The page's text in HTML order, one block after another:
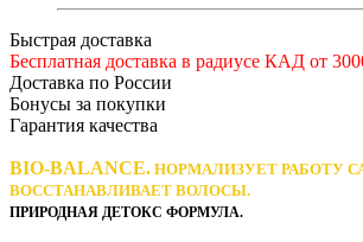
Быстрая доставка
Бесплатная доставка в радиусе КАД от
Доставка по России
Бонусы за покупки
Гарантия качества
BIO-BALANCE. НОРМАЛИЗУЕТ РАБОТУ
ВОССТАНАВЛИВАЕТ ВОЛОСЫ.
ПРИРОДНАЯ ДЕТОКС ФОРМУЛА.